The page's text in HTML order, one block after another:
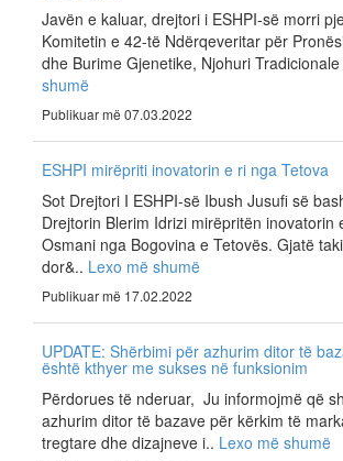
Javën e kaluar, drejtori i ESHPI-së morri
Komitetin e 42-të Ndërqeveritar për
dhe Burime Gjenetike, Njohuri
shumë
Publikuar më 07.03.2022
ESHPI mirëpriti inovatorin e ri nga Tetova
Sot Drejtori I ESHPI-së Ibush Jusufi së
Drejtorin Blerim Idrizi mirëpritën inovatorin
Osmani nga Bogovina e Tetovës. Gjatë
dor&.. Lexo më shumë
Publikuar më 17.02.2022
UPDATE: Shërbimi për azhurim ditor të
është kthyer me sukses në funksionim
Përdorues të nderuar, Ju informojmë që
azhurim ditor të bazave për kërkim të
tregtare dhe dizajneve i.. Lexo më shumë